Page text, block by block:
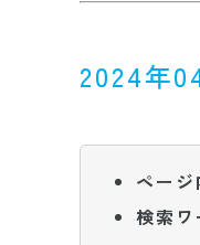
2024年
ペー
検索ワ